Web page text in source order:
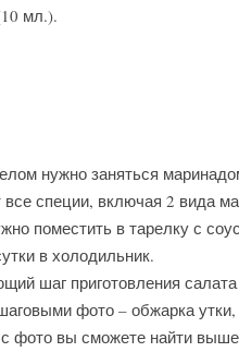
мл.).
нужно заняться
специи, включая 2 вида
поместить в тарелку с
в холодильник.
шаг приготовления
фото – обжарка утки,
с фото вы сможете найти